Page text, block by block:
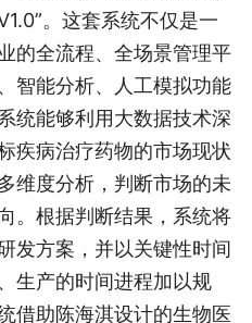
。这套系统不仅是一
的全流程、全场景管理平
智能分析、人工模拟功能
统能够利用大数据技术深
疾病治疗药物的市场现状
维度分析，判断市场的未
。根据判断结果，系统将
发方案，并以关键性时间
生产的时间进程加以规
借助陈海淇设计的生物医